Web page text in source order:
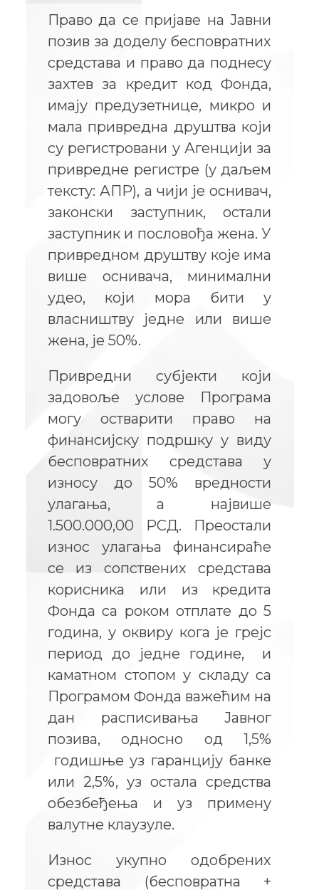
Право да се пријаве на Јавни
позив за доделу бесповратних
средстава и право да поднесу
захтев за кредит код Фонда,
имају предузетнице, микро и
мала привредна друштва који
су регистровани у Агенцији за
привредне регистре (у даљем
тексту: АПР), а чији је оснивач,
законски заступник, остали
заступник и пословођа жена. У
привредном друштву које има
више оснивача, минимални
удео, који мора бити у
власништву једне или више
жена, је 50%.
Привредни субјекти који
задовоље услове Програма
могу остварити право на
финансијску подршку у виду
бесповратних средстава у
износу до 50% вредности
улагања, а највише
1.500.000,00 РСД. Преостали
износ улагања финансираће
се из сопствених средстава
корисника или из кредита
Фонда са роком отплате до 5
година, у оквиру кога је грејс
период до једне године, и
каматном стопом у складу са
Програмом Фонда важећим на
дан расписивања Јавног
позива, односно од 1,5%
годишње уз гаранцију банке
или 2,5%, уз остала средства
обезбеђења и уз примену
валутне клаузуле.
Износ укупно одобрених
средстава (бесповратна +